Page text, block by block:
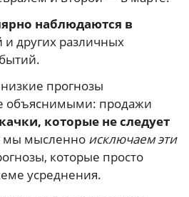
наблюдаются в
и других различных
прогнозы
объяснимыми: продажи
которые не следует
мы мысленно исключаем эти
которые просто
усреднения.